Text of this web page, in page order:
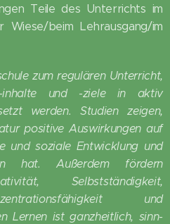
Teile des Unterrichts im
beim Lehrausgang/im
zum regulären Unterricht,
-inhalte und -ziele in aktiv
werden. Studien zeigen,
positive Auswirkungen auf
und soziale Entwicklung und
hat. Außerdem fördern
Selbstständigkeit,
und
Lernen ist ganzheitlich, sinn-